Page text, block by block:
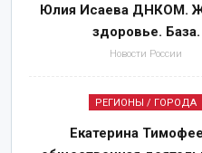
Юлия Исаева ДНКОМ.
здоровье. База.
Новости России
РЕГИОНЫ / ГОРОДА
Екатерина